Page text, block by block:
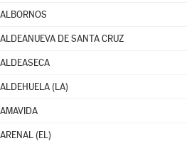
ALBORNOS
ALDEANUEVA DE SANTA CRUZ
ALDEASECA
ALDEHUELA (LA)
AMAVIDA
ARENAL (EL)